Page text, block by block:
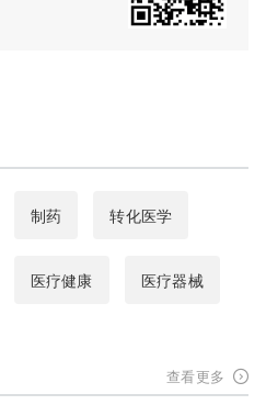
制药 转化医学
医疗健康 医疗器械
查看更多